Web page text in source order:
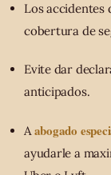
Los accidentes
cobertura de
Evite dar
anticipados.
Aabogado
ayudarle a